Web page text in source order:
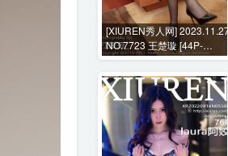
[XIUREN秀人网] 2023.11.27
NO.7723 王楚璇 [44P-
452MB]